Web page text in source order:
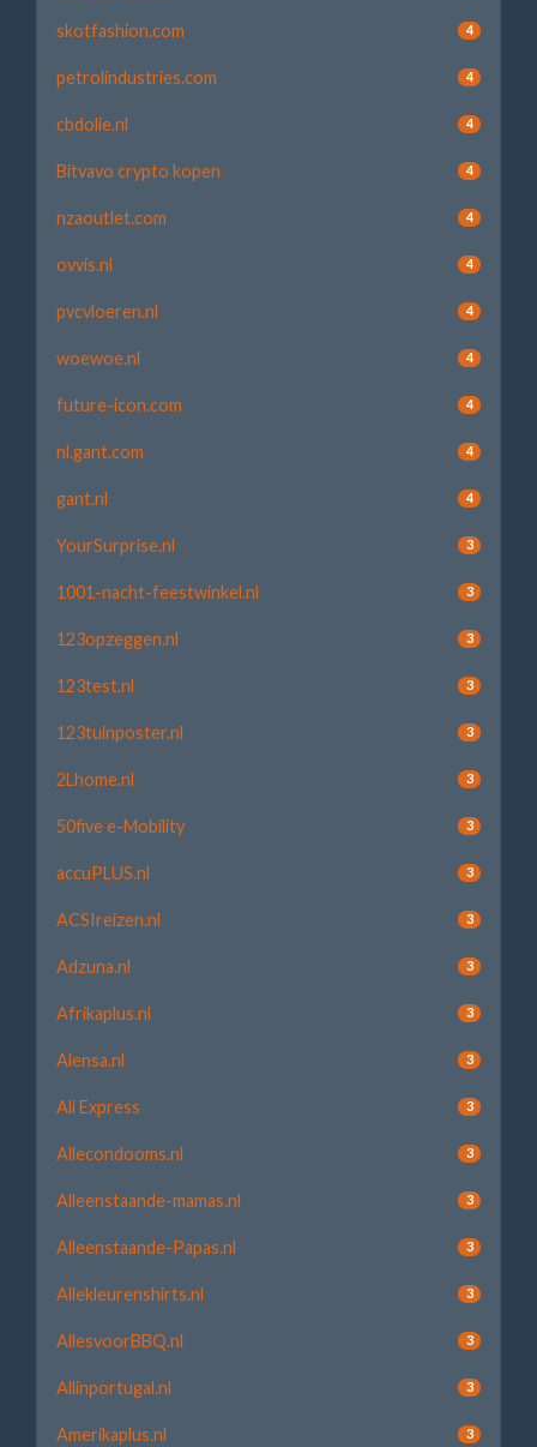
skotfashion.com 4
petrolindustries.com 4
cbdolie.nl 4
Bitvavo crypto kopen 4
nzaoutlet.com 4
ovvis.nl 4
pvcvloeren.nl 4
woewoe.nl 4
future-icon.com 4
nl.gant.com 4
gant.nl 4
YourSurprise.nl 3
1001-nacht-feestwinkel.nl 3
123opzeggen.nl 3
123test.nl 3
123tuinposter.nl 3
2Lhome.nl 3
50five e-Mobility 3
accuPLUS.nl 3
ACSIreizen.nl 3
Adzuna.nl 3
Afrikaplus.nl 3
Alensa.nl 3
Ali Express 3
Allecondooms.nl 3
Alleenstaande-mamas.nl 3
Alleenstaande-Papas.nl 3
Allekleurenshirts.nl 3
AllesvoorBBQ.nl 3
Allinportugal.nl 3
Amerikaplus.nl 3